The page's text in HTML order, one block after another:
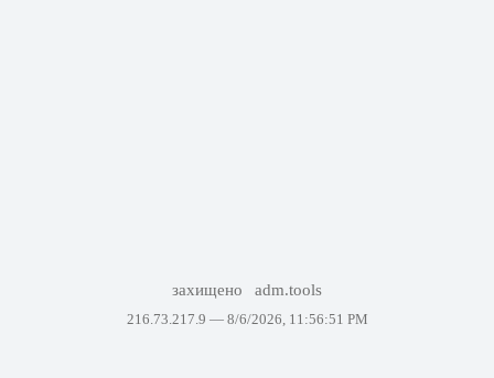
захищено adm.tools
216.73.217.9 — 8/6/2026, 11:56:51 PM